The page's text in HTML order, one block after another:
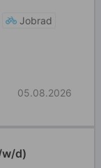
Jobrad
05.08.2026
w/d)